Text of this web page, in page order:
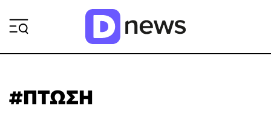
#ΠΤΩΣΗ